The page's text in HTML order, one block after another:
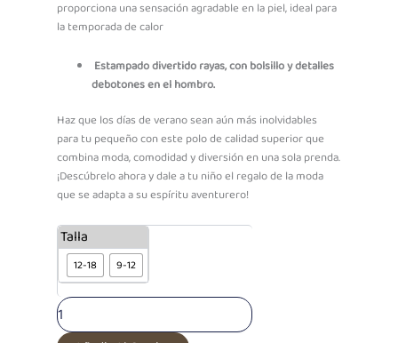
proporciona una sensación agradable en la piel, ideal para
la temporada de calor
Estampado divertido rayas, con bolsillo y detalles
debotones en el hombro.
Haz que los días de verano sean aún más inolvidables
para tu pequeño con este polo de calidad superior que
combina moda, comodidad y diversión en una sola prenda.
¡Descúbrelo ahora y dale a tu niño el regalo de la moda
que se adapta a su espíritu aventurero!
Talla
12-18 9-12
PF
Polo
Blanco
Rayas
Roar
Jungle